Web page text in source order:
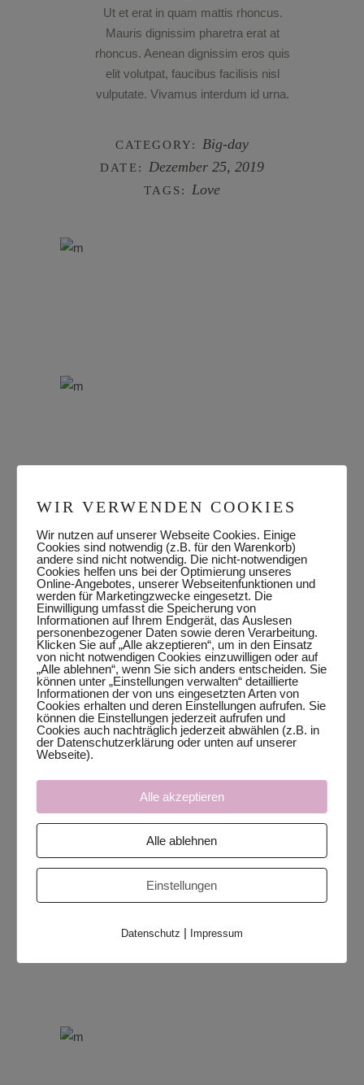
Ut et erat in quam mattis rhoncus.
Mauris dignissim pharetra erat at
rhoncus. Aenean dignissim eros quis
elit volutpat, faucibus facilisis nisl
vulputate. Vivamus interdum id urna.
CATEGORY: Big-day
DATE: Dezember 25, 2019
TAGS: Love
WIR VERWENDEN COOKIES
Wir nutzen auf unserer Webseite Cookies. Einige
Cookies sind notwendig (z.B. für den Warenkorb)
andere sind nicht notwendig. Die nicht-notwendigen
Cookies helfen uns bei der Optimierung unseres
Online-Angebotes, unserer Webseitenfunktionen und
werden für Marketingzwecke eingesetzt. Die
Einwilligung umfasst die Speicherung von
Informationen auf Ihrem Endgerät, das Auslesen
personenbezogener Daten sowie deren Verarbeitung.
Klicken Sie auf „Alle akzeptieren“, um in den Einsatz
von nicht notwendigen Cookies einzuwilligen oder auf
„Alle ablehnen“, wenn Sie sich anders entscheiden. Sie
können unter „Einstellungen verwalten“ detaillierte
Informationen der von uns eingesetzten Arten von
Cookies erhalten und deren Einstellungen aufrufen. Sie
können die Einstellungen jederzeit aufrufen und
Cookies auch nachträglich jederzeit abwählen (z.B. in
der Datenschutzerklärung oder unten auf unserer
Webseite).
Alle akzeptieren
Alle ablehnen
Einstellungen
Datenschutz | Impressum